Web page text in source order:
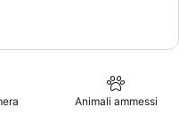
Animali ammessi